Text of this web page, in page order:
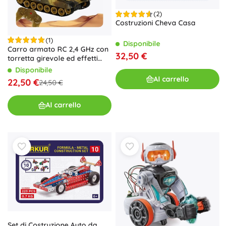
(1)
Carro armato RC 2,4 GHz con
torretta girevole ed effetti
luminosi – mimetica desertica
Disponibile
22,50 €24,50 €
Al carrello
(2)
Costruzioni Cheva Casa
Disponibile
32,50 €
Al carrello